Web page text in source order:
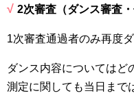
√ 2次審査（ダンス審査・
1次審査通過者のみ再度
ダンス内容についてはど
測定に関しても当日まで